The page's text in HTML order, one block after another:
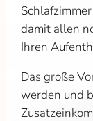
damit allen
Ihren
Das große
werden und